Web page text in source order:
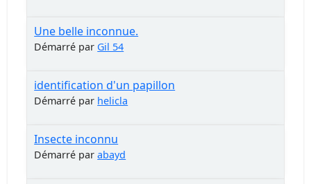
Une belle inconnue.
Démarré par Gil 54
identification d'un papillon
Démarré par helicla
Insecte inconnu
Démarré parabayd